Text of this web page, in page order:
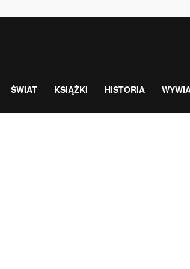
ŚWIAT KSIĄŻKI HISTORIA